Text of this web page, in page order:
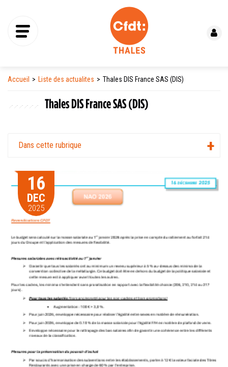
Accueil Liste des actualites Thales DIS France SAS (DIS)
Thales DIS France SAS (DIS)
Dans cette rubrique
16
DEC
2025